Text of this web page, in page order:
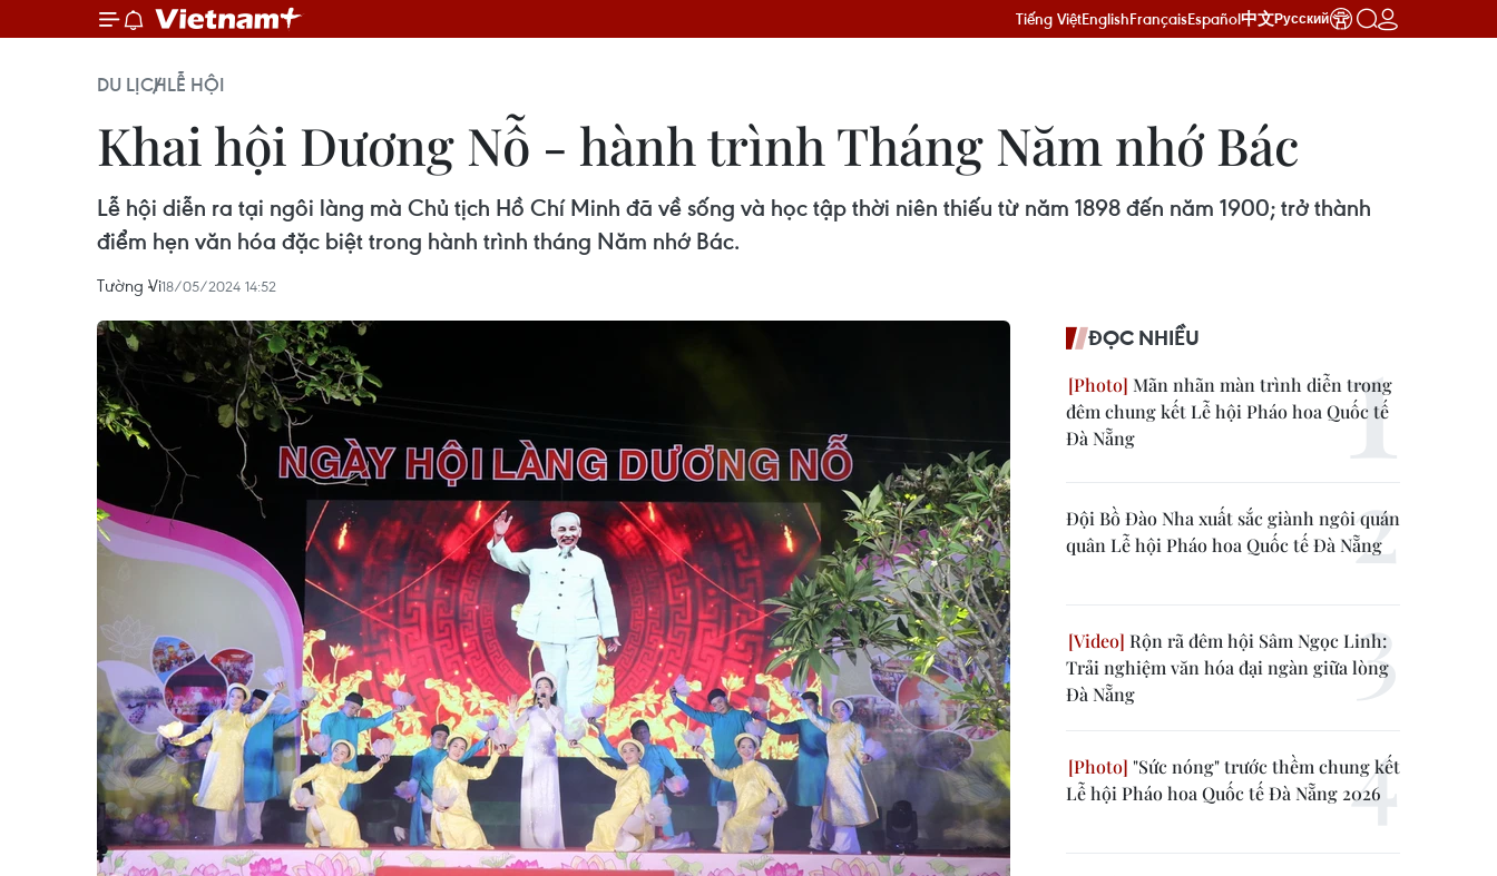
Tiếng ViệtEnglishFrançaisEspañol中文Русский
DU LỊCHLỄ HỘI
Khai hội Dương Nỗ - hành trình Tháng Năm nhớ Bác
Lễ hội diễn ra tại ngôi làng mà Chủ tịch Hồ Chí Minh đã về sống và học tập thời niên thiếu từ năm 1898 đến năm 1900; trở thành
điểm hẹn văn hóa đặc biệt trong hành trình tháng Năm nhớ Bác.
Tường Vi18/05/2024 14:52
ĐỌC NHIỀU
Mãn nhãn màn trình diễn trong
đêm chung kết Lễ hội Pháo hoa Quốc tế
Đà Nẵng
Đội Bồ Đào Nha xuất sắc giành ngôi quán
quân Lễ hội Pháo hoa Quốc tế Đà Nẵng
Rộn rã đêm hội Sâm Ngọc Linh:
Trải nghiệm văn hóa đại ngàn giữa lòng
Đà Nẵng
"Sức nóng" trước thềm chung kết
Lễ hội Pháo hoa Quốc tế Đà Nẵng 2026